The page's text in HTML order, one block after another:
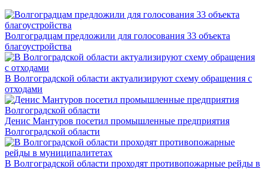
Волгоградцам предложили для голосования 33 объекта
благоустройства
В Волгоградской области актуализируют схему обращения с
отходами
Денис Мантуров посетил промышленные предприятия
Волгоградской области
В Волгоградской области проходят противопожарные рейды в